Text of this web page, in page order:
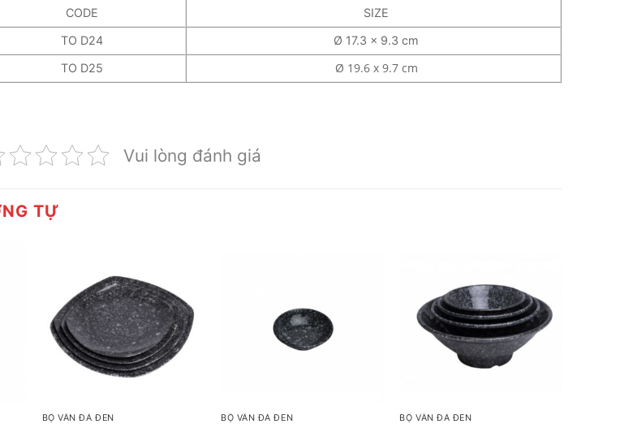
CODE
SIZE
TO D24
Ø 17.3 x 9.3 cm
TO D25
Ø 19.6 x 9.7 cm
Vui lòng đánh giá
TỰ
BỘ VÂN ĐÁ ĐEN BỘ VÂN ĐÁ ĐEN BỘ VÂN ĐÁ ĐEN